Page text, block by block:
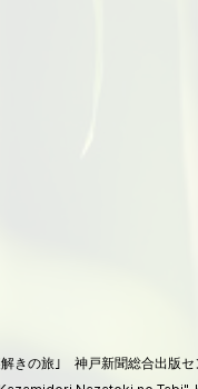
きの旅｣ 神戸新聞総合出版セ